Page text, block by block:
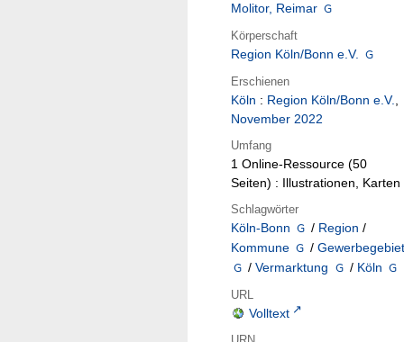
Molitor, Reimar
Körperschaft
Region Köln/Bonn e.V.
Erschienen
Köln : Region Köln/Bonn e.V.,
November 2022
Umfang
1 Online-Ressource (50
Seiten) : Illustrationen, Karten
Schlagwörter
Köln-Bonn / Region /
Kommune
/
/ Vermarktung / Köln
URL
Volltext